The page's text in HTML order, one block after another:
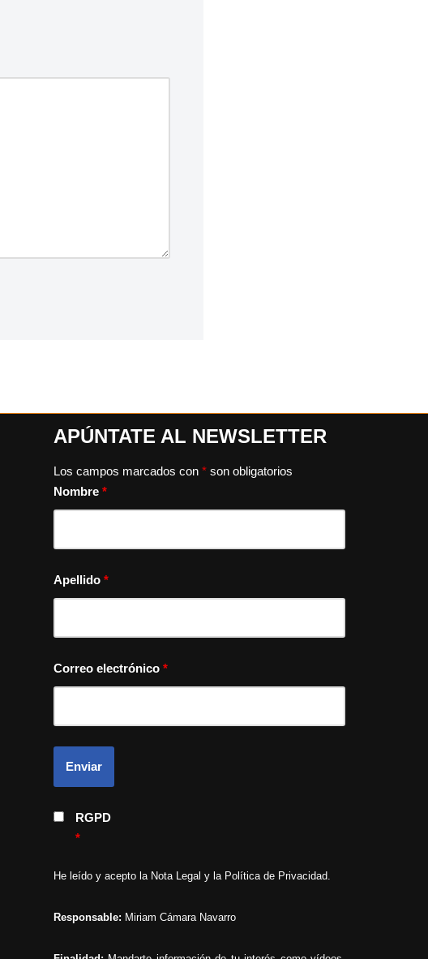
APÚNTATE AL NEWSLETTER
Los campos marcados con * son obligatorios
Nombre *
Apellido *
Correo electrónico *
RGPD
*
He leído y acepto la Nota Legal y la Política de Privacidad.
Responsable: Miriam Cámara Navarro